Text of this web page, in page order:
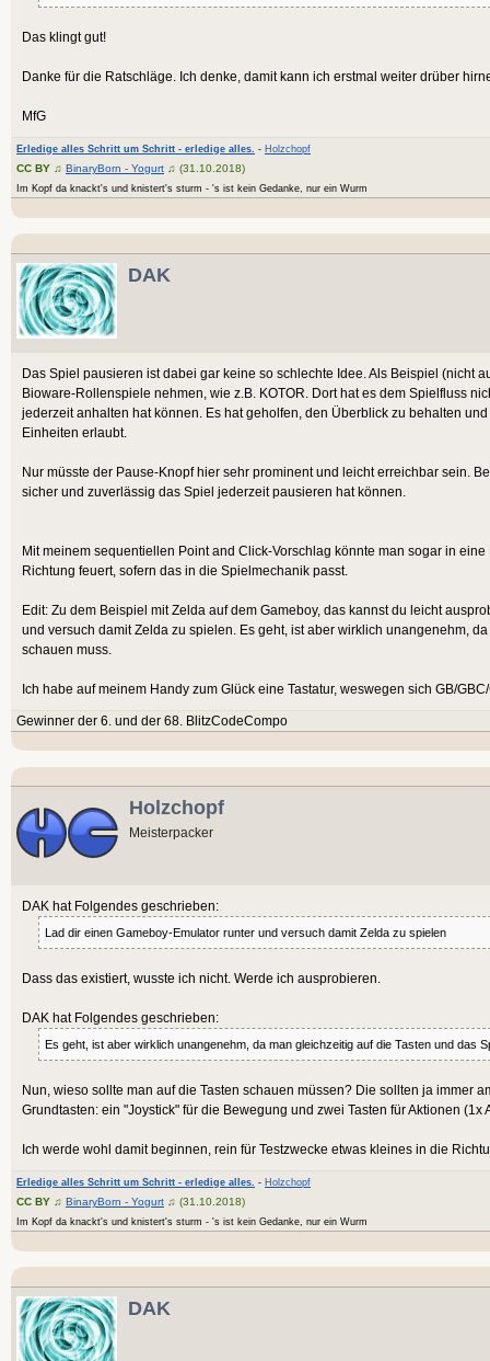
Das klingt gut!
Danke für die Ratschläge. Ich denke, damit kann ich erstmal weiter drüber
MfG
Erledige alles Schritt um Schritt - erledige alles. - Holzchopf
CC BY ♫ BinaryBorn - Yogurt ♫ (31.10.2018)
Im Kopf da knackt's und knistert's sturm - 's ist kein Gedanke, nur ein Wurm
DAK
Das Spiel pausieren ist dabei gar keine so schlechte Idee. Als Beispiel (nicht
Bioware-Rollenspiele nehmen, wie z.B. KOTOR. Dort hat es dem Spielfluss
jederzeit anhalten hat können. Es hat geholfen, den Überblick zu behalten
Einheiten erlaubt.
Nur müsste der Pause-Knopf hier sehr prominent und leicht erreichbar sein.
sicher und zuverlässig das Spiel jederzeit pausieren hat können.
Mit meinem sequentiellen Point and Click-Vorschlag könnte man sogar in
Richtung feuert, sofern das in die Spielmechanik passt.
Edit: Zu dem Beispiel mit Zelda auf dem Gameboy, das kannst du leicht
und versuch damit Zelda zu spielen. Es geht, ist aber wirklich unangenehm,
schauen muss.
Ich habe auf meinem Handy zum Glück eine Tastatur, weswegen sich GB/
Gewinner der 6. und der 68. BlitzCodeCompo
Holzchopf
Meisterpacker
DAK hat Folgendes geschrieben:
Lad dir einen Gameboy-Emulator runter und versuch damit Zelda zu spielen
Dass das existiert, wusste ich nicht. Werde ich ausprobieren.
DAK hat Folgendes geschrieben:
Es geht, ist aber wirklich unangenehm, da man gleichzeitig auf die Tasten und das
Nun, wieso sollte man auf die Tasten schauen müssen? Die sollten ja immer
Grundtasten: ein "Joystick" für die Bewegung und zwei Tasten für Aktionen (1x
Ich werde wohl damit beginnen, rein für Testzwecke etwas kleines in die
Erledige alles Schritt um Schritt - erledige alles. - Holzchopf
CC BY ♫ BinaryBorn - Yogurt ♫ (31.10.2018)
Im Kopf da knackt's und knistert's sturm - 's ist kein Gedanke, nur ein Wurm
DAK